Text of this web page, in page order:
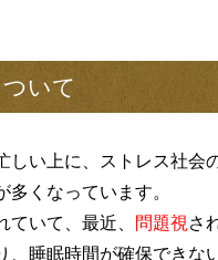
いて
しい上に、ストレス社会
多くなっています。
ていて、最近、 問題視 さ
、睡眠時間が確保できな